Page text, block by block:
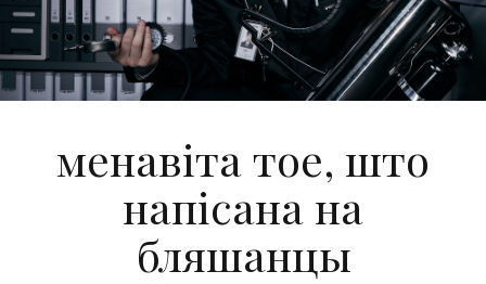
менавіта тое, што
напісана на
бляшанцы